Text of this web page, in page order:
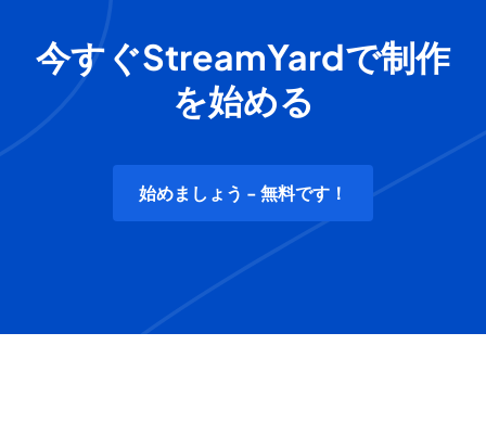
今すぐStreamYardで制作
を始める
始めましょう - 無料です！